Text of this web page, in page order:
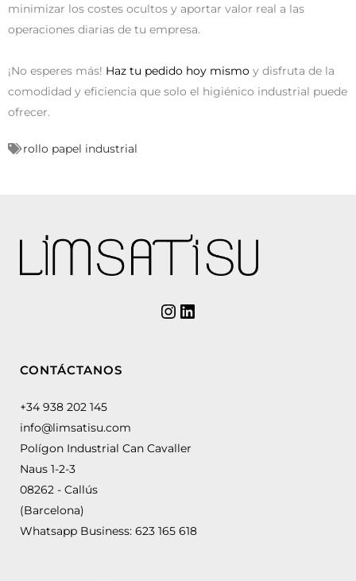
minimizar los costes ocultos y aportar valor real a las
operaciones diarias de tu empresa.
¡No esperes más! Haz tu pedido hoy mismo y disfruta de la
comodidad y eficiencia que solo el higiénico industrial puede
ofrecer.
rollo papel industrial
CONTÁCTANOS
+34 938 202 145
info@limsatisu.com
Polígon Industrial Can Cavaller
Naus 1-2-3
08262 - Callús
(Barcelona)
Whatsapp Business: 623 165 618